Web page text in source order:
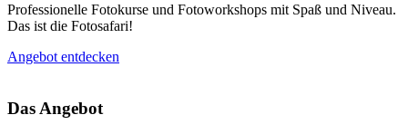
Professionelle Fotokurse und Fotoworkshops mit Spaß und Niveau.
Das ist die Fotosafari!
Angebot entdecken
Das Angebot